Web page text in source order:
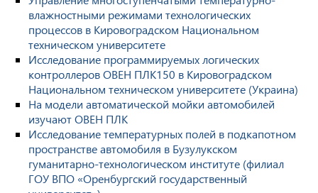
влажностными режимами технологических
процессов в Кировоградском Национальном
техническом университете
Исследование программируемых логических
контроллеров ОВЕН ПЛК150 в Кировоградском
Национальном техническом университете (Украина)
На модели автоматической мойки автомобилей
изучают ОВЕН ПЛК
Исследование температурных полей в подкапотном
пространстве автомобиля в Бузулукском
гуманитарно-технологическом институте (филиал
ГОУ ВПО «Оренбургский государственный